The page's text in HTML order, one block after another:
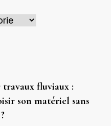
fluviaux :
son matériel sans